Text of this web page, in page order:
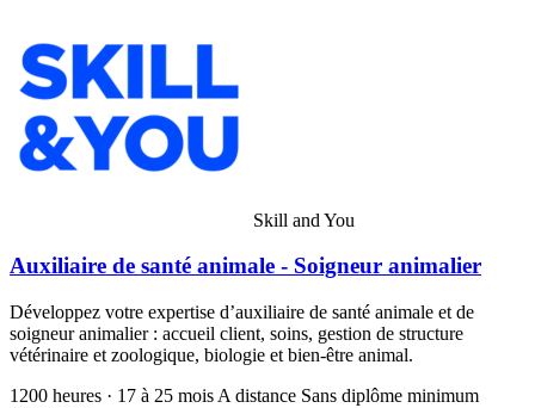
Skill and You
Auxiliaire de santé animale - Soigneur animalier
Développez votre expertise d’auxiliaire de santé animale et de
soigneur animalier : accueil client, soins, gestion de structure
vétérinaire et zoologique, biologie et bien-être animal.
1200 heures · 17 à 25 mois A distance Sans diplôme minimum